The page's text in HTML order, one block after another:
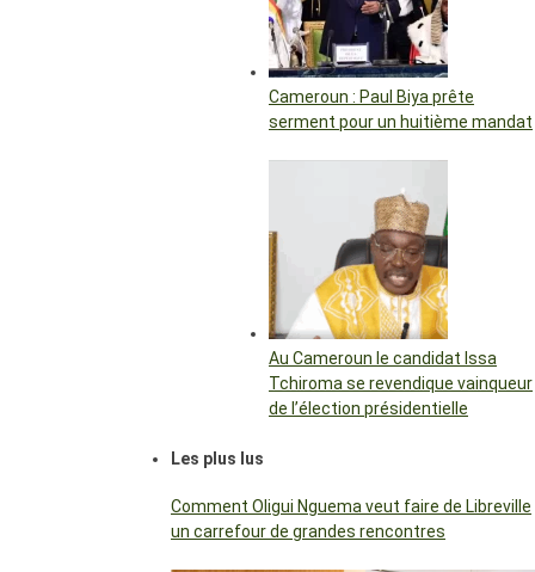
Cameroun : Paul Biya prête
serment pour un huitième mandat
Au Cameroun le candidat Issa
Tchiroma se revendique vainqueur
de l’élection présidentielle
Les plus lus
Comment Oligui Nguema veut faire de Libreville
un carrefour de grandes rencontres